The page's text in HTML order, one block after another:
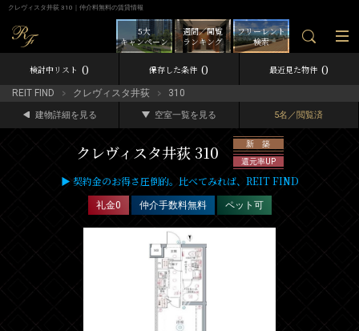
クレヴィスタ井荻 310｜仲介料無料の賃貸情報
フリーレント
検索
週間／閲覧
ランキング
5大
キャンペーン
検討中リスト 0 保存した条件 0 最近見た物件 0
REIT FIND クレヴィスタ井荻 310
建物詳細を見る 空室一覧を見る 5名／閲覧済
クレヴィスタ井荻 310
新 築
還元率UP
▶ 契約金のお得さ圧倒的。比べてみれば、REIT FIND
礼金0 仲介手数料無料 ペット可